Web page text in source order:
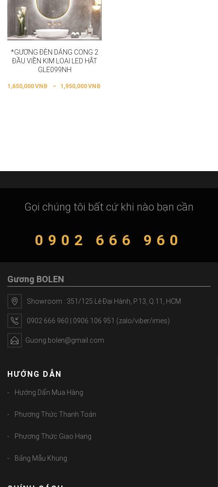
*GƯƠNG ĐÈN DÁNG CONG 2
ĐẦU VIỀN KIM LOẠI LED HẮT
GLE099NH
1,650,000VNĐ – 1,950,000VNĐ
Gọi chúng tôi bất cứ khi nào bạn cần
0902 666 960
Gương BOLEN
Showroom : 351/125 Lê Đại Hành, P.13, Q.11, HCM
0902 666 960 | 0906 106 951 (zalo/viber/imes)
Guong.bolen@gmail.com
HƯỚNG DẪN
Hướng Dẩn Mua Hàng
Phương Thức Thanh Toán
Phương Thức Giao Hang
Bảng Mẫu Khung